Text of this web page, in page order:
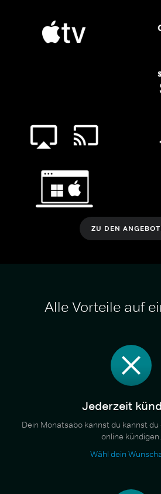
ZU DEN
Alle Vorteile auf
Jederzeit
Dein Monatsabo kannst du kannst
online kündigen.
Wähl dein